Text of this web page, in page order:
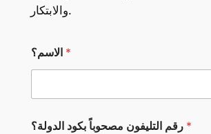
والابتكار.
ق
م
ر
م
الاسم؟ *
رقم التليفون مصحوباً بكود الدولة؟ *